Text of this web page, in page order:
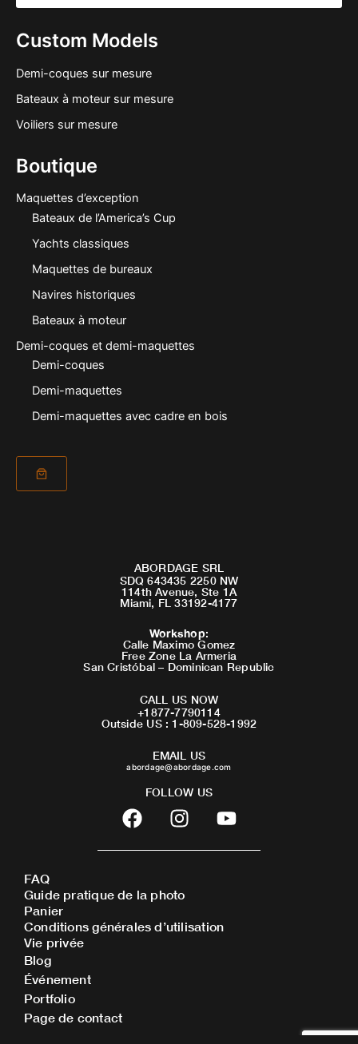
Custom Models
Demi-coques sur mesure
Bateaux à moteur sur mesure
Voiliers sur mesure
Boutique
Maquettes d’exception
Bateaux de l’America’s Cup
Yachts classiques
Maquettes de bureaux
Navires historiques
Bateaux à moteur
Demi-coques et demi-maquettes
Demi-coques
Demi-maquettes
Demi-maquettes avec cadre en bois
ABORDAGE SRL
SDQ 643435 2250 NW
114th Avenue, Ste 1A
Miami, FL 33192-4177
Workshop:
Calle Maximo Gomez
Free Zone La Armeria
San Cristóbal – Dominican Republic
CALL US NOW
+1877-7790114
Outside US : 1-809-528-1992
EMAIL US
abordage@abordage.com
FOLLOW US
F
a
c
b
o
o
I
n
s
a
g
r
Y
o
u
FAQ
Guide pratique de la photo
Panier
Conditions générales d’utilisation
Vie privée
Blog
Événement
Portfolio
Page de contact